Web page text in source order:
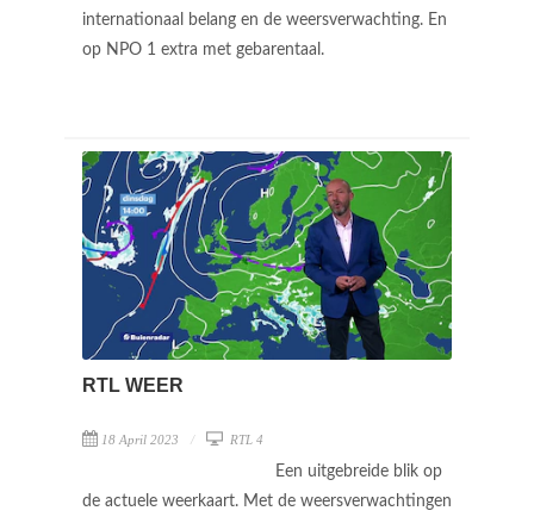
internationaal belang en de weersverwachting. En
op NPO 1 extra met gebarentaal.
RTL WEER
18 April 2023 RTL 4
Een uitgebreide blik op
de actuele weerkaart. Met de weersverwachtingen